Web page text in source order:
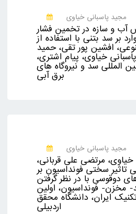
مجید پاسبانی خیاوی
آب و سازه در تخمين فشار
بر سد بتنی با استفاده از
افشین پور تقی، حمید
خیاوی، پیام اشتری،
المللی سد و نيروگاه های
برق آبی
مجید پاسبانی خیاوی
مرتضی علی قربانی،
تاثیر سختی فونداسیون بر
دوقوسی با در نظر گرفتن
مخزن- فونداسیون، اولین
ایران، دانشگاه محقق
اردبیلی